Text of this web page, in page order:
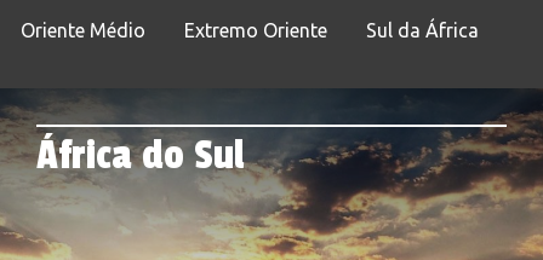
Oriente Médio
Extremo Oriente Sul da África
África do Sul